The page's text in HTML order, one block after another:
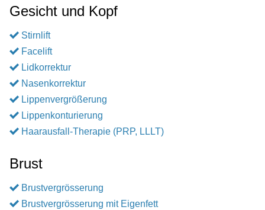
Gesicht und Kopf
Stirnlift
Facelift
Lidkorrektur
Nasenkorrektur
Lippenvergrößerung
Lippenkonturierung
Haarausfall-Therapie (PRP, LLLT)
Brust
Brustvergrösserung
Brustvergrösserung mit Eigenfett